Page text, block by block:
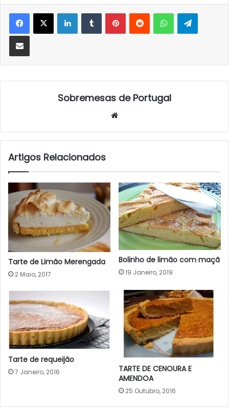
LinkedInTumblrPinterestReddit WhatsApp
Partilhar Via Email
Sobremesas de Portugal
Artigos Relacionados
Tarte de Limão Merengada
2 Maio, 2017
Bolinho de limão com maçã
19 Janeiro, 2019
Tarte de requeijão
7 Janeiro, 2016
TARTE DE CENOURA E
AMENDOA
25 Outubro, 2016